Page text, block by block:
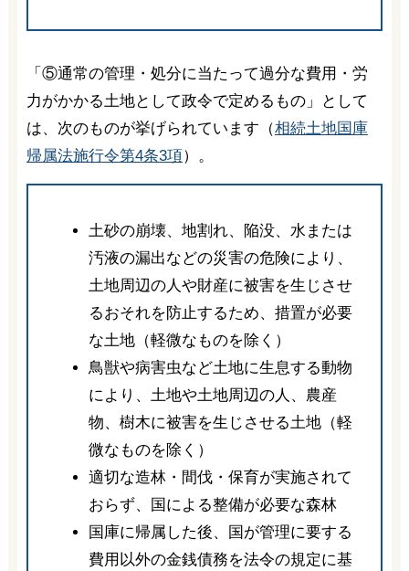
「⑤通常の管理・処分に当たって過分な費用・労
力がかかる土地として政令で定めるもの」として
は、次のものが挙げられています（相続土地国庫
帰属法施行令第4条3項）。
土砂の崩壊、地割れ、陥没、水または
汚液の漏出などの災害の危険により、
土地周辺の人や財産に被害を生じさせ
るおそれを防止するため、措置が必要
な土地（軽微なものを除く）
鳥獣や病害虫など土地に生息する動物
により、土地や土地周辺の人、農産
物、樹木に被害を生じさせる土地（軽
微なものを除く）
適切な造林・間伐・保育が実施されて
おらず、国による整備が必要な森林
国庫に帰属した後、国が管理に要する
費用以外の金銭債務を法令の規定に基